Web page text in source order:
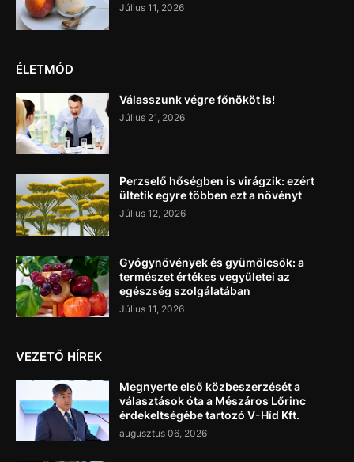
Július 11, 2026
ÉLETMÓD
Válasszunk végre főnököt is!
Július 21, 2026
Perzselő hőségben is virágzik: ezért
ültetik egyre többen ezt a növényt
Július 12, 2026
Gyógynövények és gyümölcsök: a
természet értékes vegyületei az
egészség szolgálatában
Július 11, 2026
VEZETŐ HÍREK
Megnyerte első közbeszerzését a
választások óta a Mészáros Lőrinc
érdekeltségébe tartozó V-Híd Kft.
augusztus 06, 2026